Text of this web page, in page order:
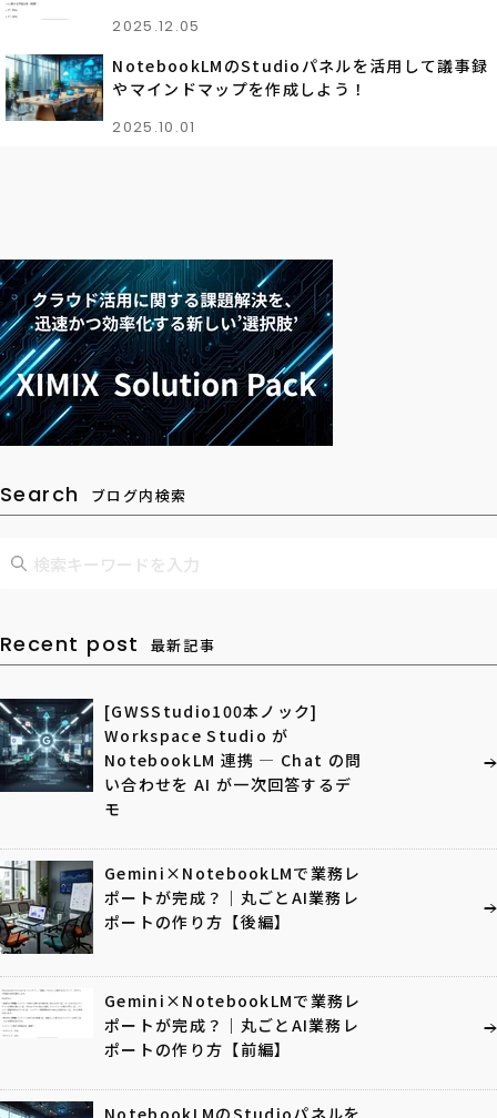
2025.12.05
NotebookLMのStudioパネルを活用して議事録
やマインドマップを作成しよう！
2025.10.01
Search ブログ内検索
Recent post 最新記事
[GWSStudio100本ノック]
Workspace Studio が
NotebookLM 連携 ― Chat の問
い合わせを AI が一次回答するデ
モ
Gemini×NotebookLMで業務レ
ポートが完成？｜丸ごとAI業務レ
ポートの作り方【後編】
Gemini×NotebookLMで業務レ
ポートが完成？｜丸ごとAI業務レ
ポートの作り方【前編】
NotebookLMのStudioパネルを